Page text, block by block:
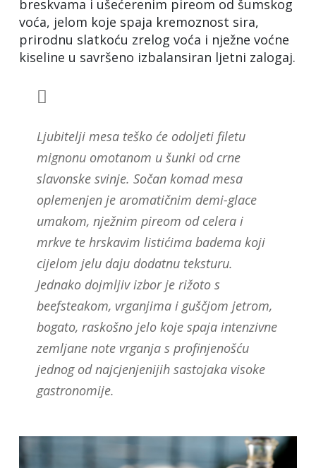
breskvama i ušećerenim pireom od šumskog
voća, jelom koje spaja kremoznost sira,
prirodnu slatkoću zrelog voća i nježne voćne
kiseline u savršeno izbalansiran ljetni zalogaj.
Ljubitelji mesa teško će odoljeti filetu
mignonu omotanom u šunki od crne
slavonske svinje. Sočan komad mesa
oplemenjen je aromatičnim demi-glace
umakom, nježnim pireom od celera i
mrkve te hrskavim listićima badema koji
cijelom jelu daju dodatnu teksturu.
Jednako dojmljiv izbor je rižoto s
beefsteakom, vrganjima i guščjom jetrom,
bogato, raskošno jelo koje spaja intenzivne
zemljane note vrganja s profinjenošću
jednog od najcjenjenijih sastojaka visoke
gastronomije.